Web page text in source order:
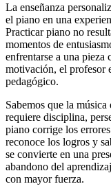
La enseñanza
el piano en una
Practicar piano no
momentos de
enfrentarse a una pieza
motivación, el profesor
pedagógico.
Sabemos que la
requiere disciplina,
piano corrige los
reconoce los logros y
se convierte en una
abandono del
con mayor fuerza.